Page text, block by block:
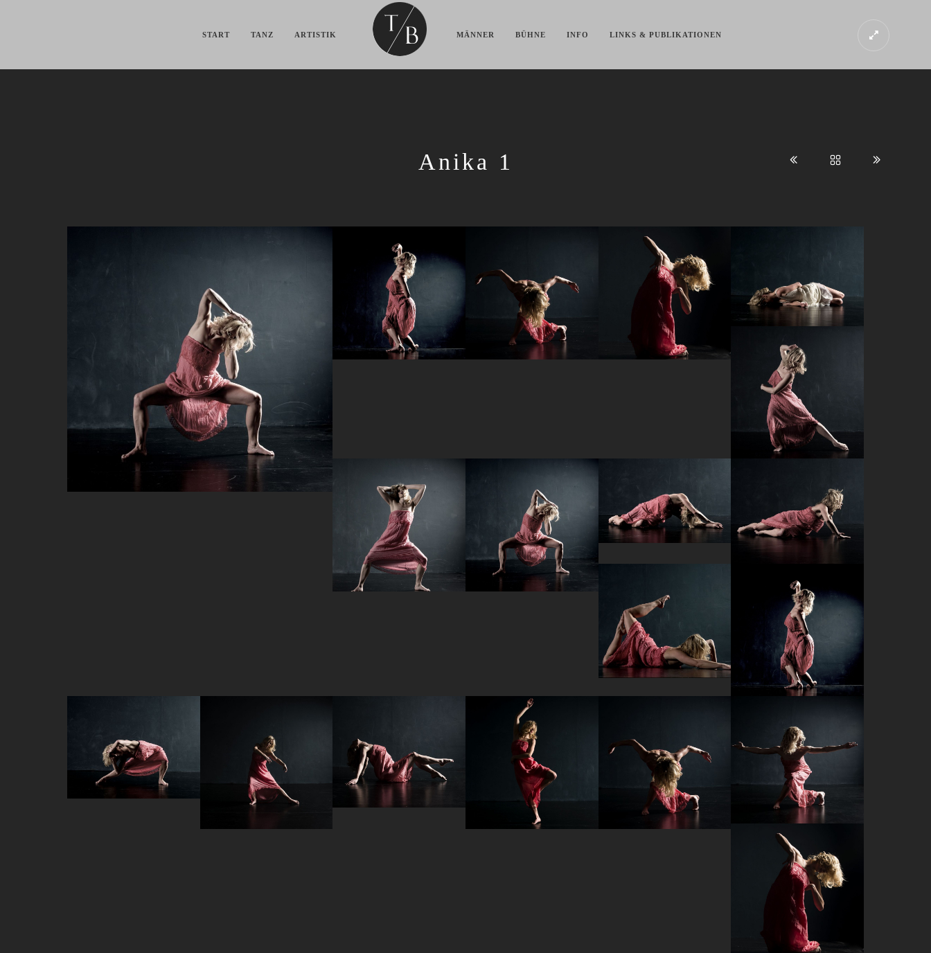
START TANZ ARTISTIK MÄNNER BÜHNE INFO LINKS & PUBLIKATIONEN
Anika 1